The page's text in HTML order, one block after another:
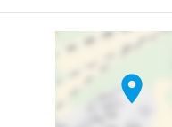
location_on